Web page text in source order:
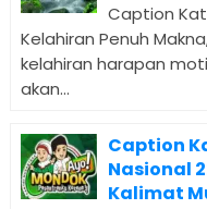
Caption
Kelahiran Penuh
kelahiran harapan
akan...
Caption
Nasional
Kalimat